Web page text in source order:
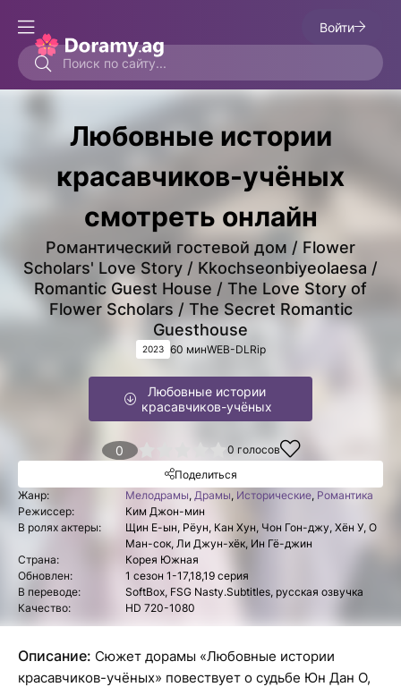
Войти
Любовные истории
красавчиков-учёных
смотреть онлайн
Романтический гостевой дом / Flower
Scholars' Love Story / Kkochseonbiyeolaesa /
Romantic Guest House / The Love Story of
Flower Scholars / The Secret Romantic
Guesthouse
2023 60 минWEB-DLRip
Любовные истории
красавчиков-учёных
0
4 5 0 голосов
Поделиться
Жанр:
Мелодрамы, Драмы, Исторические, Романтика
Режиссер:
Ким Джон-мин
В ролях актеры:
Щин Е-ын, Рёун, Кан Хун, Чон Гон-джу, Хён У, О
Ман-сок, Ли Джун-хёк, Ин Гё-джин
Страна:
Корея Южная
Обновлен:
1 сезон 1-17,18,19 серия
В переводе:
SoftBox, FSG Nasty.Subtitles, русская озвучка
Качество:
HD 720-1080
Описание: Сюжет дорамы «Любовные истории
красавчиков-учёных» повествует о судьбе Юн Дан О,